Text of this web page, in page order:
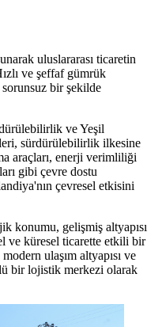
uluslararası ticaretin
ve şeffaf gümrük
bir şekilde
ve Yeşil
sürdürülebilirlik ilkesine
araçları, enerji verimliliği
gibi çevre dostu
çevresel etkisini
konumu, gelişmiş altyapısı
ve küresel ticarette etkili bir
ulaşım altyapısı ve
bir lojistik merkezi olarak